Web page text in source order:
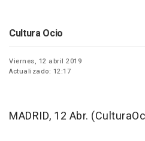
Cultura Ocio
Viernes, 12 abril 2019
Actualizado: 12:17
MADRID, 12 Abr.